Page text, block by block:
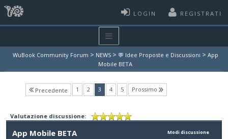
LOGIN REGISTRATI
WuBook Community Forum > NEWS > 💬 Idee Proposte e Discussioni > App
Mobile BETA
Precedente 1 2 3(current)
4 5 Prossimo
Valutazione discussione:
Modi discussione
App Mobile BETA